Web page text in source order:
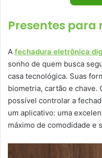
Presentes
A fechadura eletrônica
sonho de quem busca
casa tecnológica. Suas
biometria, cartão e chave.
possível controlar a
um aplicativo: uma
máximo de comodidade e